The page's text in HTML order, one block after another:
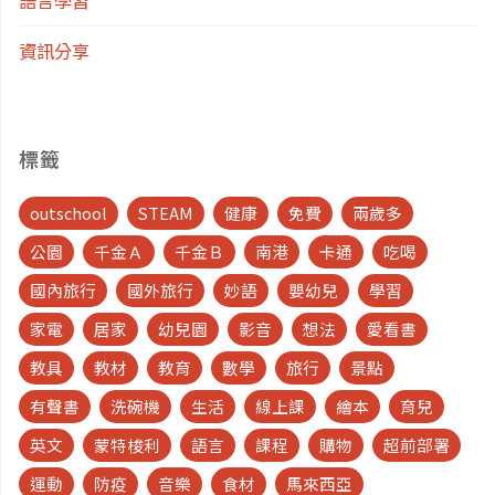
資訊分享
標籤
outschool STEAM 健康 免費
兩歲多
公園
千金Ａ 千金Ｂ 南港 卡通
吃喝
國內旅行
國外旅行 妙語 嬰幼兒
學習
家電
居家 幼兒園 影音 想法
愛看書
教具
教材 教育 數學 旅行
景點
有聲書
洗碗機 生活 線上課 繪本
育兒
英文
蒙特梭利 語言 課程 購物
超前部署
運動
防疫 音樂 食材 馬來西亞